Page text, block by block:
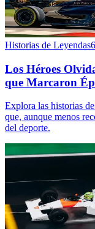
Historias de Leyendas6
Los Héroes
que Marcaron
Explora las historias
que, aunque menos
del deporte.